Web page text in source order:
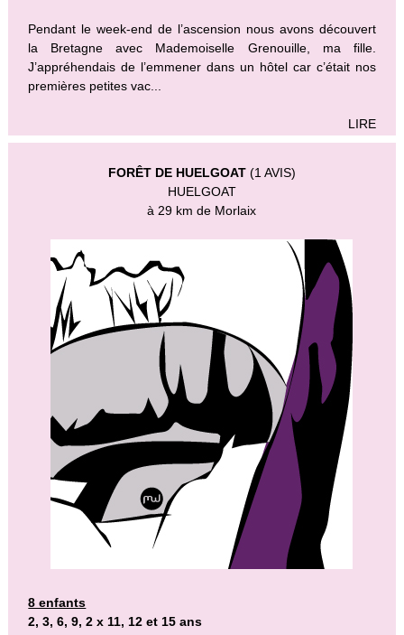
Pendant le week-end de l’ascension nous avons découvert
la Bretagne avec Mademoiselle Grenouille, ma fille.
J’appréhendais de l’emmener dans un hôtel car c’était nos
premières petites vac...
LIRE
FORÊT DE HUELGOAT(1 AVIS)
HUELGOAT
à 29 km de Morlaix
8 enfants
2, 3, 6, 9, 2 x 11, 12 et 15 ans